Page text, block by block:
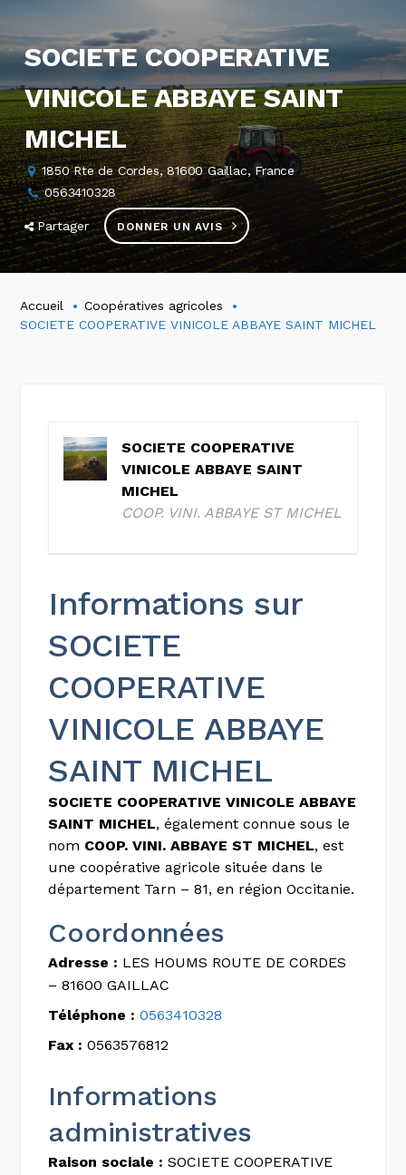
SOCIETE COOPERATIVE
VINICOLE ABBAYE SAINT
MICHEL
1850 Rte de Cordes, 81600 Gaillac, France
0563410328
Partager DONNER UN AVIS
Accueil
Coopératives agricoles
SOCIETE COOPERATIVE VINICOLE ABBAYE SAINT MICHEL
SOCIETE COOPERATIVE
VINICOLE ABBAYE SAINT
MICHEL
COOP. VINI. ABBAYE ST MICHEL
Informations sur
SOCIETE
COOPERATIVE
VINICOLE ABBAYE
SAINT MICHEL
SOCIETE COOPERATIVE VINICOLE ABBAYE
SAINT MICHEL, également connue sous le
nom COOP. VINI. ABBAYE ST MICHEL, est
une coopérative agricole située dans le
département Tarn – 81, en région Occitanie.
Coordonnées
Adresse : LES HOUMS ROUTE DE CORDES
– 81600 GAILLAC
Téléphone : 0563410328
Fax : 0563576812
Informations
administratives
Raison sociale : SOCIETE COOPERATIVE